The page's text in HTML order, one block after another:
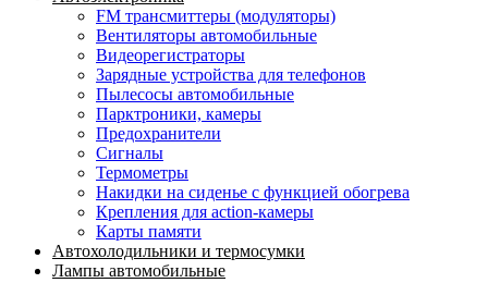
FM трансмиттеры (модуляторы)
Вентиляторы автомобильные
Видеорегистраторы
Зарядные устройства для телефонов
Пылесосы автомобильные
Парктроники, камеры
Предохранители
Сигналы
Термометры
Накидки на сиденье с функцией обогрева
Крепления для action-камеры
Карты памяти
Автохолодильники и термосумки
Лампы автомобильные